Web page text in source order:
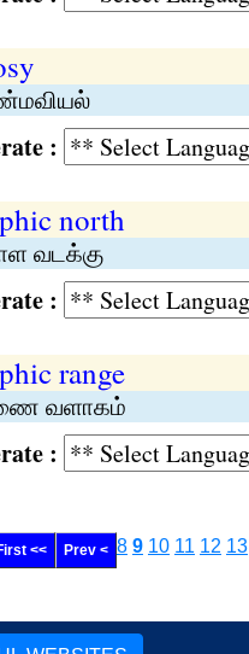
:
north
வடக்கு
:
range
வளாகம்
:
<< Prev < 8 9 10 11 12 13